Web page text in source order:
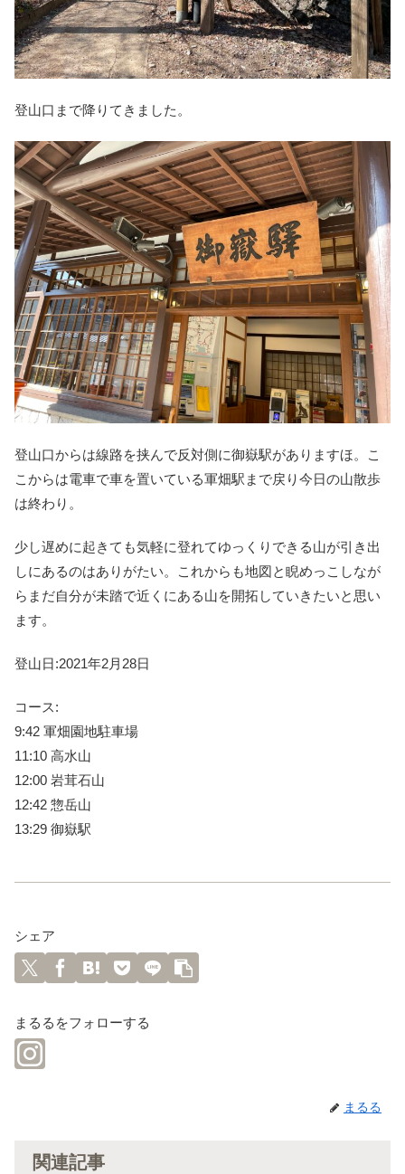
登山口まで降りてきました。
登山口からは線路を挟んで反対側に御嶽駅がありますほ。こ
こからは電車で車を置いている軍畑駅まで戻り今日の山散歩
は終わり。
少し遅めに起きても気軽に登れてゆっくりできる山が引き出
しにあるのはありがたい。これからも地図と睨めっこしなが
らまだ自分が未踏で近くにある山を開拓していきたいと思い
ます。
登山日:2021年2月28日
コース:
9:42 軍畑園地駐車場
11:10 高水山
12:00 岩茸石山
12:42 惣岳山
13:29 御嶽駅
シェア
まるるをフォローする
まるる
関連記事